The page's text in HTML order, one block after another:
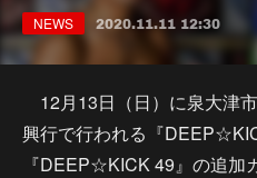
NEWS 2020.11.11 12:30
12月13日（日）に泉大津
興行で行われる『
『DEEP☆KICK 49』の追加